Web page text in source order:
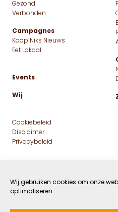
Wij gebruiken cookies om onze
optimaliseren.
Gezond
Verbonden
Campagnes
Koop Niks Nieuws
Eet Lokaal
Events
Wij
Cookiebeleid
Disclaimer
Privacybeleid